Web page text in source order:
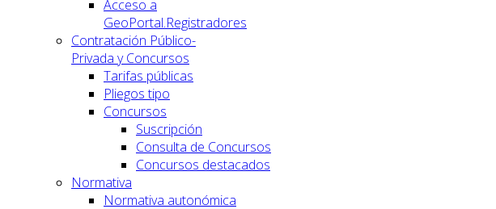
Acceso a
GeoPortal.Registradores
Contratación Público-
Privada y Concursos
Tarifas públicas
Pliegos tipo
Concursos
Suscripción
Consulta de Concursos
Concursos destacados
Normativa
Normativa autonómica